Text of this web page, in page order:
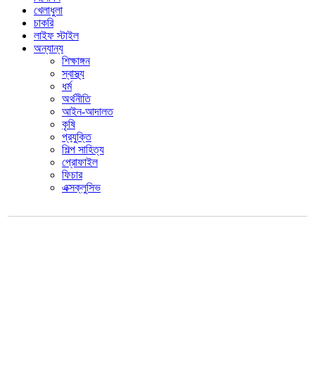
খেলাধুলা
চাকরি
লাইফ স্টাইল
অন্যান্য
শিক্ষাঙ্গন
স্বাস্থ্য
ধর্ম
অর্থনীতি
আইন-আদালত
কৃষি
প্রযুক্তি
শিল্প সাহিত্য
প্রোফাইল
ফিচার
এক্সক্লুসিভ